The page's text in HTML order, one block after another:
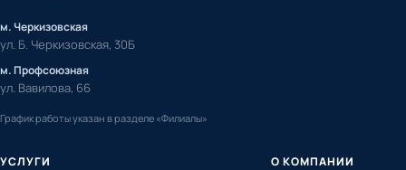
УСЛУГИ О КОМПАНИИ
м. Черкизовская
ул. Б. Черкизовская, 30Б
м. Профсоюзная
ул. Вавилова, 66
График работы указан в разделе «Филиалы»